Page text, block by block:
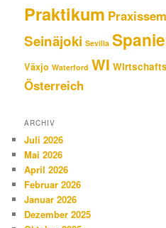
Praktikum
Seinäjoki Sevilla
Växjo Waterford WI
Österreich
ARCHIV
Juli 2026
Mai 2026
April 2026
Februar 2026
Januar 2026
Dezember 2025